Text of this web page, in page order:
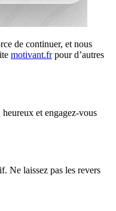
de continuer, et nous
motivant.frpour d’autres
et engagez-vous
Ne laissez pas les revers